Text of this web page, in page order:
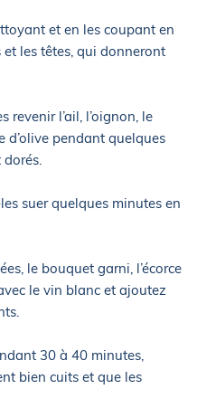
et en les coupant en
et les têtes, qui donneront
revenir l’ail, l’oignon, le
d’olive pendant quelques
suer quelques minutes en
le bouquet garni, l’écorce
le vin blanc et ajoutez
30 à 40 minutes,
bien cuits et que les